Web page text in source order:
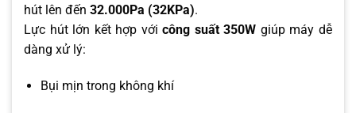
hút lên đến 32.000Pa (32KPa).
Lực hút lớn kết hợp vớicông suất 350W giúp máy dễ
dàng xử lý:
Bụi mịn trong không khí